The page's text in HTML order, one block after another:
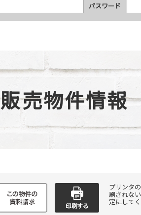
パスワード
販売物件情報
プリンタ
刷されな
定にしてく